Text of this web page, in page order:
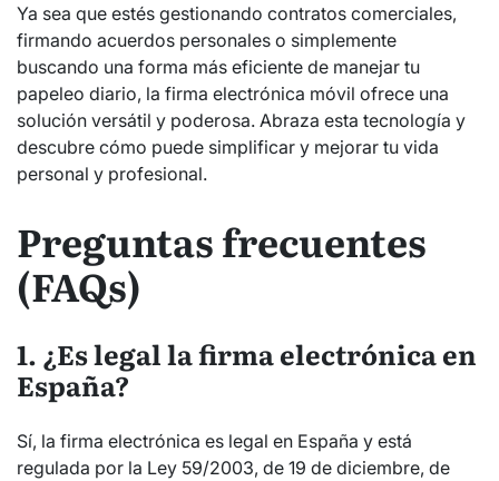
Ya sea que estés gestionando contratos comerciales,
firmando acuerdos personales o simplemente
buscando una forma más eficiente de manejar tu
papeleo diario, la firma electrónica móvil ofrece una
solución versátil y poderosa. Abraza esta tecnología y
descubre cómo puede simplificar y mejorar tu vida
personal y profesional.
Preguntas frecuentes
(FAQs)
1. ¿Es legal la firma electrónica en
España?
Sí, la firma electrónica es legal en España y está
regulada por la Ley 59/2003, de 19 de diciembre, de